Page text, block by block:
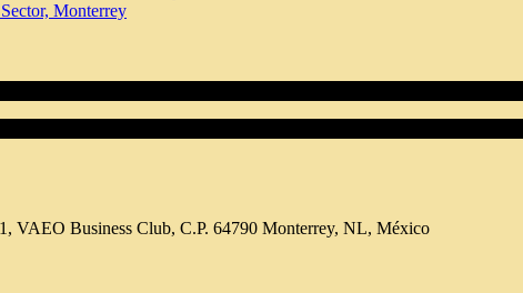
Monterrey
VAEO Business Club, C.P. 64790 Monterrey, NL, México